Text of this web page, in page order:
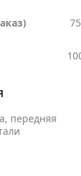
передняя